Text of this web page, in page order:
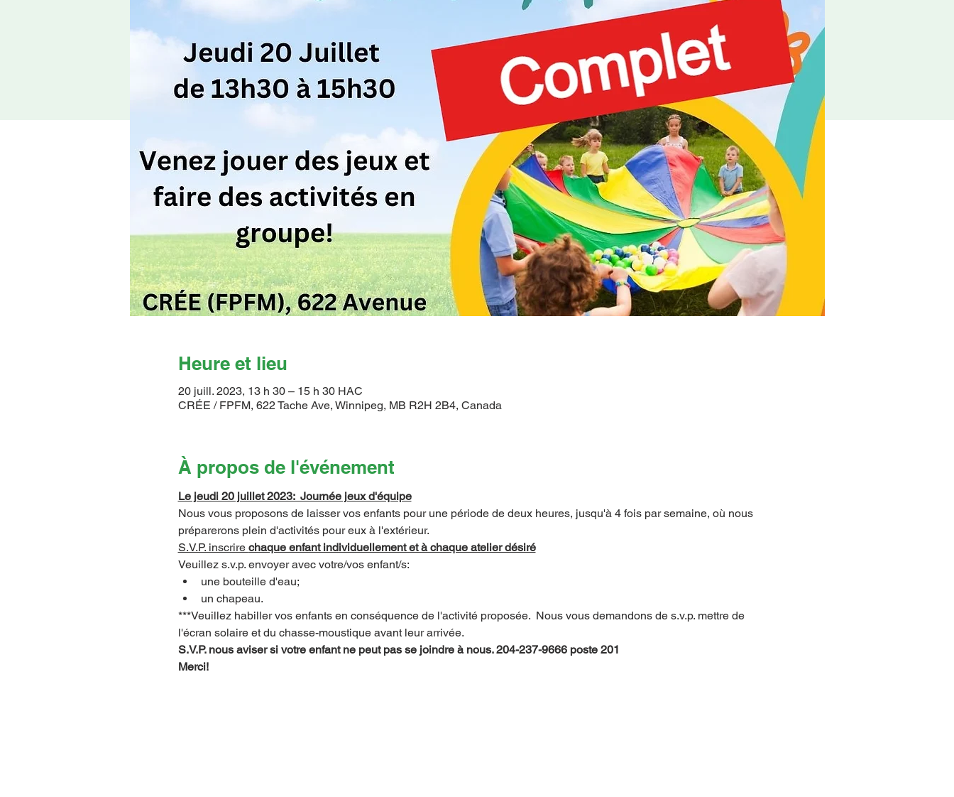
Heure et lieu
20 juill. 2023, 13 h 30 – 15 h 30 HAC
CRÉE / FPFM, 622 Tache Ave, Winnipeg, MB R2H 2B4, Canada
À propos de l'événement
Le jeudi 20 juillet 2023:  Journée jeux d'équipe
Nous vous proposons de laisser vos enfants pour une période de deux heures, jusqu'à 4 fois par semaine, où nous
préparerons plein d'activités pour eux à l'extérieur.
S.V.P. inscrire chaque enfant individuellement et à chaque atelier désiré
Veuillez s.v.p. envoyer avec votre/vos enfant/s:
une bouteille d'eau;
un chapeau.
***Veuillez habiller vos enfants en conséquence de l'activité proposée.  Nous vous demandons de s.v.p. mettre de
l'écran solaire et du chasse-moustique avant leur arrivée.
S.V.P. nous aviser si votre enfant ne peut pas se joindre à nous. 204-237-9666 poste 201
Merci!